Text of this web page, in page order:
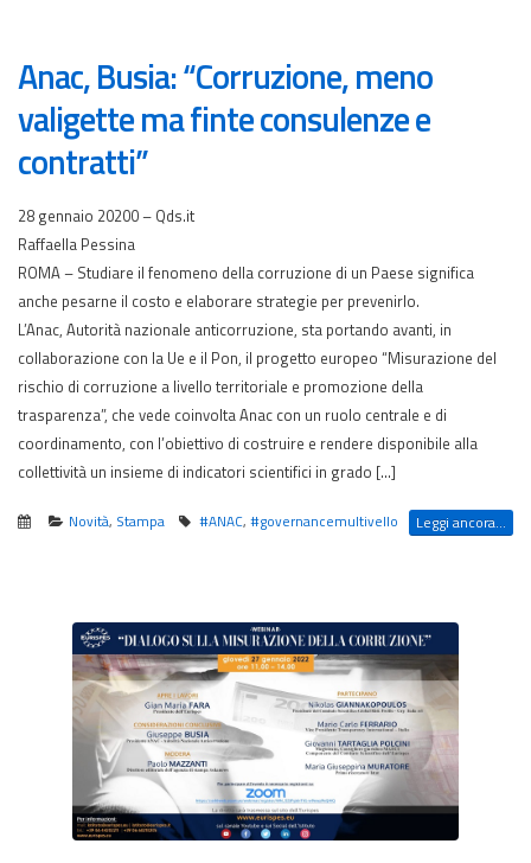
Anac, Busia: “Corruzione, meno
valigette ma finte consulenze e
contratti”
28 gennaio 20200 – Qds.it
Raffaella Pessina
ROMA – Studiare il fenomeno della corruzione di un Paese significa
anche pesarne il costo e elaborare strategie per prevenirlo.
L’Anac, Autorità nazionale anticorruzione, sta portando avanti, in
collaborazione con la Ue e il Pon, il progetto europeo “Misurazione del
rischio di corruzione a livello territoriale e promozione della
trasparenza”, che vede coinvolta Anac con un ruolo centrale e di
coordinamento, con l’obiettivo di costruire e rendere disponibile alla
collettività un insieme di indicatori scientifici in grado […]
Novità, Stampa #ANAC,#governancemultivello Leggi ancora...